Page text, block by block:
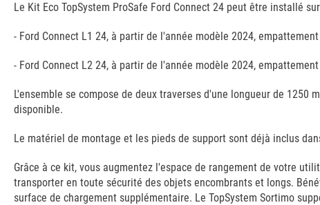
Le Kit Eco TopSystem ProSafe Ford Connect 24 peut être installé
- Ford Connect L1 24, à partir de l'année modèle 2024,
- Ford Connect L2 24, à partir de l'année modèle 2024,
L'ensemble se compose de deux traverses d'une longueur de
disponible.
Le matériel de montage et les pieds de support sont déjà inclus
Grâce à ce kit, vous augmentez l'espace de rangement de votre
transporter en toute sécurité des objets encombrants et longs.
surface de chargement supplémentaire. Le TopSystem Sortimo